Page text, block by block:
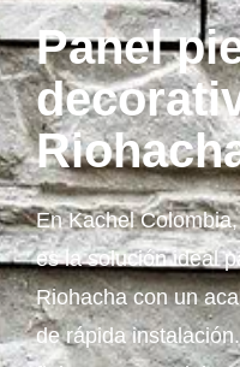
Panel
En Kachel
es la solución ideal
Riohacha con un
de rápida